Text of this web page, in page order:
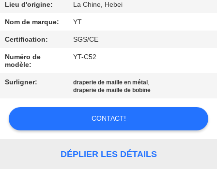
CONTRÔLE
DE
QUALITÉ
CONTACTEZ-
NOUVELLES
DEMANDEZ
Lieu d'origine: La Chine, Hebei
Nom de marque: YT
Certification: SGS/CE
Numéro de
modèle:
YT-C52
Surligner: draperie de maille en métal ,
draperie de maille de bobine
CONTACT!
DÉPLIER LES DÉTAILS